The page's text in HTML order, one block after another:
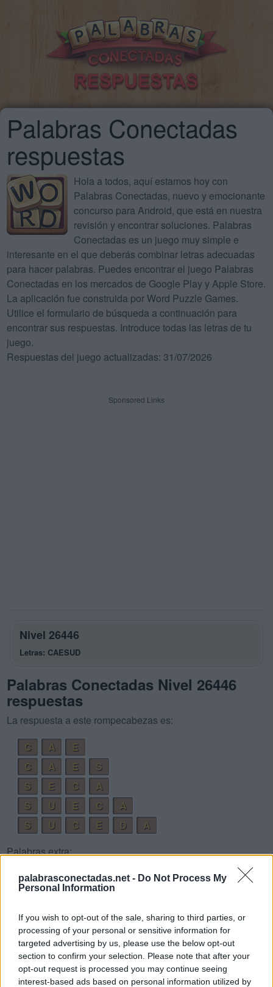
palabrasconectadas.net - Do Not Process My
Personal Information
If you wish to opt-out of the sale, sharing to third parties, or
processing of your personal or sensitive information for
targeted advertising by us, please use the below opt-out
section to confirm your selection. Please note that after your
opt-out request is processed you may continue seeing
interest-based ads based on personal information utilized by
Palabras Conectadas
respuestas
Hola a todos, aquí estamos hoy con
Palabras Conectadas, nuevo y emocionante
concurso para Android, que está en nuestra
revisión y encontrar soluciones. Palabras
Conectadas es un juego muy simple e
interesante en el que deberás combinar letras adecuadas
para hacer palabras. Puedes encontrar el juego Palabras
Conectadas en los mercados de Google Play y Apple Store.
La aplicación fue construida por Word Puzzle Games.
Utilice el formulario de búsqueda a continuación para
encontrar sus respuestas. Introduce todas las letras de tu
juego.
Respuestas del juego actualizadas: 31/07/2026
Sponsored Links
Nivel 26446
Letras: CAESUD
Palabras Conectadas Nivel 26446
respuestas
La respuesta a este rompecabezas es:
C
A
E
C
A E
S
S
E C
A
S
U E C
A
S
U C E D
A
Palabras extra:
D
A
S
S
E
A
S
E
D
S
U D
A
C
E S
A